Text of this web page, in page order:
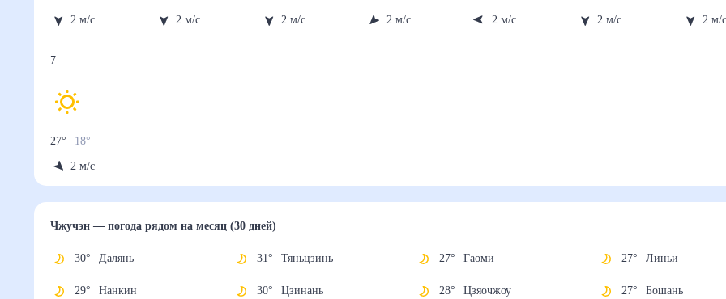
2 м/с
2 м/с
2 м/с
2 м/с
2 м/с
2 м/с
2 м/
7
27° 18°
2 м/с
Чжучэн— погода рядомна месяц (30 дней)
30° Далянь
29° Нанкин
31° Тяньцзинь
30° Цзинань
27° Гаоми
28° Цзяочжоу
27° Линьи
27° Бошань